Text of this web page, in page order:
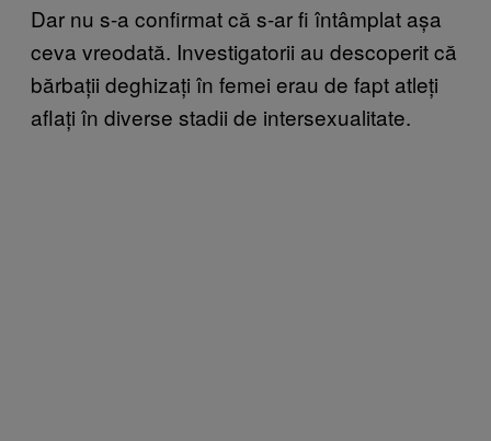
Dar nu s-a confirmat că s-ar fi întâmplat așa
ceva vreodată. Investigatorii au descoperit că
bărbații deghizați în femei erau de fapt atleți
aflați în diverse stadii de intersexualitate.